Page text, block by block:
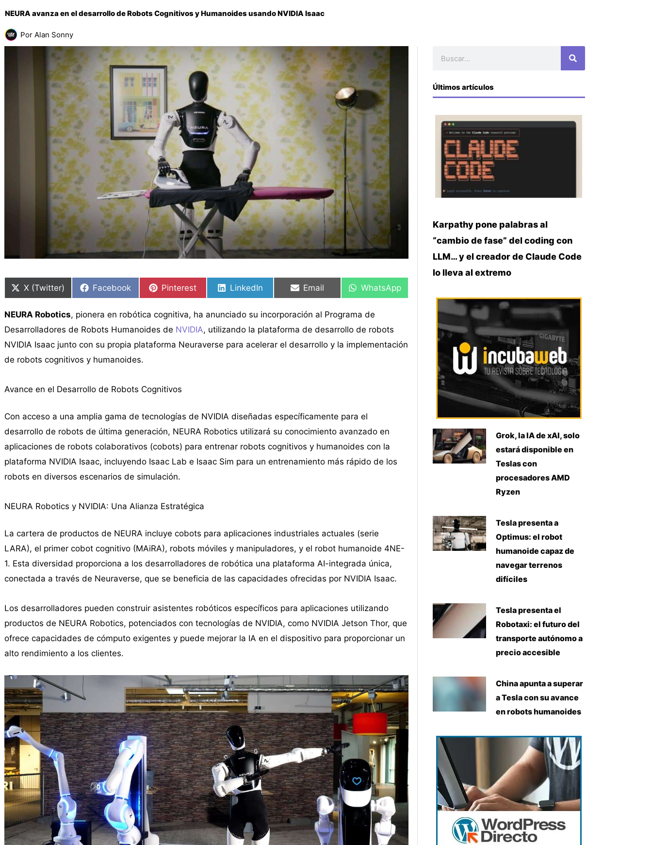
NEURA avanza en el desarrollo de Robots Cognitivos y Humanoides usando NVIDIA Isaac
Por Alan Sonny
en
X (Twitter)
en
Facebook
en
Pinterest
en
LinkedIn
en
Email
en
WhatsApp
NEURA Robotics, pionera en robótica cognitiva, ha anunciado su incorporación al Programa de
Desarrolladores de Robots Humanoides de NVIDIA, utilizando la plataforma de desarrollo de robots
NVIDIA Isaac junto con su propia plataforma Neuraverse para acelerar el desarrollo y la implementación
de robots cognitivos y humanoides.
Avance en el Desarrollo de Robots Cognitivos
Con acceso a una amplia gama de tecnologías de NVIDIA diseñadas específicamente para el
desarrollo de robots de última generación, NEURA Robotics utilizará su conocimiento avanzado en
aplicaciones de robots colaborativos (cobots) para entrenar robots cognitivos y humanoides con la
plataforma NVIDIA Isaac, incluyendo Isaac Lab e Isaac Sim para un entrenamiento más rápido de los
robots en diversos escenarios de simulación.
NEURA Robotics y NVIDIA: Una Alianza Estratégica
La cartera de productos de NEURA incluye cobots para aplicaciones industriales actuales (serie
LARA), el primer cobot cognitivo (MAiRA), robots móviles y manipuladores, y el robot humanoide 4NE-
1. Esta diversidad proporciona a los desarrolladores de robótica una plataforma AI-integrada única,
conectada a través de Neuraverse, que se beneficia de las capacidades ofrecidas por NVIDIA Isaac.
Los desarrolladores pueden construir asistentes robóticos específicos para aplicaciones utilizando
productos de NEURA Robotics, potenciados con tecnologías de NVIDIA, como NVIDIA Jetson Thor, que
ofrece capacidades de cómputo exigentes y puede mejorar la IA en el dispositivo para proporcionar un
alto rendimiento a los clientes.
en
en
en
en
en
en
Últimos artículos
Karpathy pone palabras al
“cambio de fase” del coding con
LLM… y el creador de Claude Code
lo lleva al extremo
Grok, la IA de xAI, solo
estará disponible en
Teslas con
procesadores AMD
Ryzen
Tesla presenta a
Optimus: el robot
humanoide capaz de
navegar terrenos
difíciles
Tesla presenta el
Robotaxi: el futuro del
transporte autónomo a
precio accesible
China apunta a superar
a Tesla con su avance
en robots humanoides